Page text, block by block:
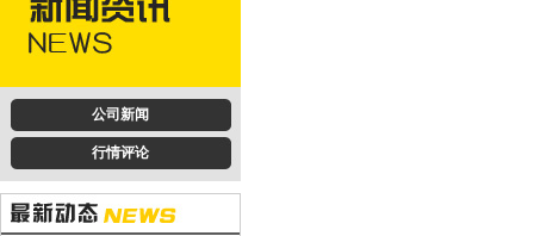
公司新闻
行情评论